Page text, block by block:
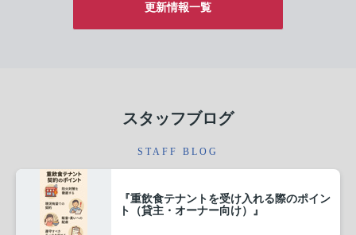
などを確認することが大切です。ま
た、物件によっては「用途変更」や
2025.09.28
「エステートなごみが解説！敷金・
礼金ゼロ物件のメリットと注意...
更新情報一覧
スタッフブログ
STAFF BLOG
『重飲食テナントを受け入れる際のポイン
ト（貸主・オーナー向け）』